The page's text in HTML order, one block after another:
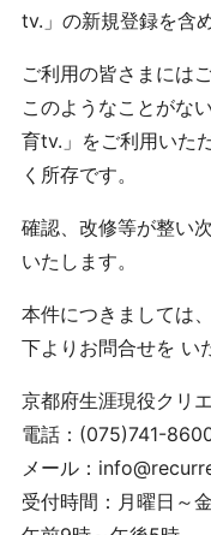
tv.」の新規登録を含
ご利用の皆さまには
このようなことがな
育tv.」をご利用いた
く所存です。
確認、改修等が整い
いたします。
本件につきましては
下よりお問合せを い
京都府生涯現役クリ
電話：(075)741-
メール：
受付時間：月曜日～